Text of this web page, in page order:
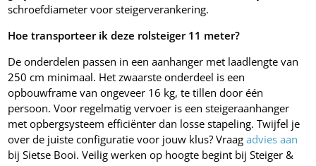
schroefdiameter voor steigerverankering.
Hoe transporteer ik deze rolsteiger 11 meter?
De onderdelen passen in een aanhanger met laadlengte van
250 cm minimaal. Het zwaarste onderdeel is een
opbouwframe van ongeveer 16 kg, te tillen door één
persoon. Voor regelmatig vervoer is een steigeraanhanger
met opbergsysteem efficiënter dan losse stapeling. Twijfel je
over de juiste configuratie voor jouw klus? Vraagadvies aan
bij Sietse Booi. Veilig werken op hoogte begint bij Steiger &